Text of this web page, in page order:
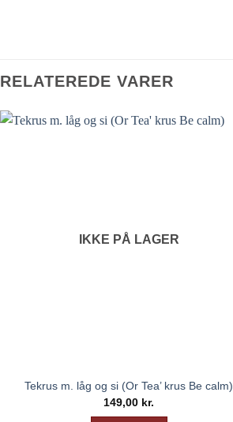
RELATEREDE VARER
IKKE PÅ LAGER
Tekrus m. låg og si (Or Tea’ krus Be calm)
149,00 kr.